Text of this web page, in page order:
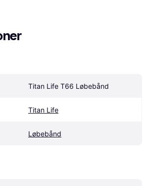
Titan Life T66 Løbebånd
Titan Life
Løbebånd